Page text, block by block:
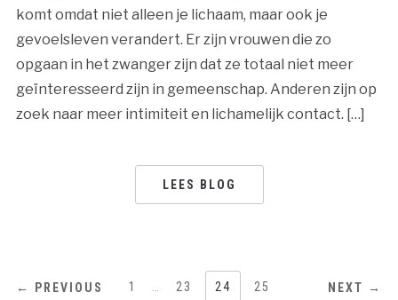
komt omdat niet alleen je lichaam, maar ook je
gevoelsleven verandert. Er zijn vrouwen die zo
opgaan in het zwanger zijn dat ze totaal niet meer
geïnteresseerd zijn in gemeenschap. Anderen zijn op
zoek naar meer intimiteit en lichamelijk contact. […]
LEES BLOG
BERICHTNAVIGATIE
← PREVIOUS 1 23 24 25 NEXT →